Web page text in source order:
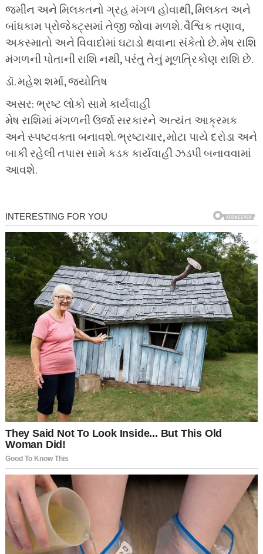
જમીન અને મિલકતનો ગ્રહ મંગળ હોવાથી, મિલકત અને
બાંધકામ પ્રોજેક્ટ્સમાં તેજી જોવા મળશે. વૈશ્વિક તણાવ,
અકસ્માતો અને વિવાદોમાં ઘટાડો થવાના સંકેતો છે. મેષ રાશિ
મંગળની પોતાની રાશિ નથી, પરંતુ તેનું મૂળત્રિકોણ રાશિ છે.
ડૉ. મહેશ શર્મા, જ્યોતિષ
અસર: ભ્રષ્ટ લોકો સામે કાર્યવાહી
મેષ રાશિમાં મંગળની ઉર્જા સરકારને અત્યંત આક્રમક
અને સ્પષ્ટવક્તા બનાવશે. ભ્રષ્ટાચાર, મોટા પાયે દરોડા અને
બાકી રહેલી તપાસ સામે કડક કાર્યવાહી ઝડપી બનાવવામાં
આવશે.